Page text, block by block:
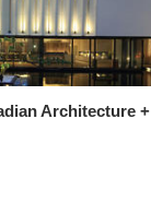
Architecture +